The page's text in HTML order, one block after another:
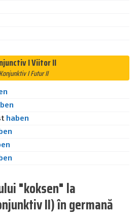
I Viitor II
Konjunktiv I Futur II
haben
"koksen" la
II) în germană